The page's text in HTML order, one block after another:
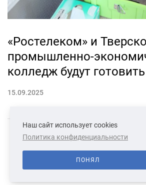
«Ростелеком» и
промышленно-
колледж будут
15.09.2025
СВЯЗАТЬСЯ С НАМИ О НАС
Наш сайт использует cookies
Политика конфиденциальности
ПОНЯЛ